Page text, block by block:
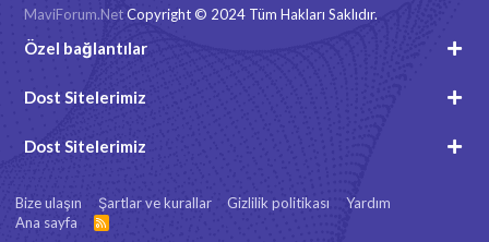
MaviForum.NetCopyright © 2024 Tüm Hakları Saklıdır.
Özel bağlantılar
Dost Sitelerimiz
Dost Sitelerimiz
Bize ulaşın Şartlar ve kurallar Gizlilik politikası
Yardım
Ana sayfa
R